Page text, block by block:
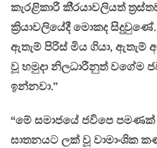
කැරළිකාරී කි‍්‍රයාවලියත්
ක්‍රියාවලියේදී මොකද
ඇතැම් පිරිස් මිය ගියා, ඇතැම්
වූ හමුදා නිලධාරීනුත් වගේම
ඉන්නවා.”
“මේ සමාජයේ ජවිපෙ
ඝාතනයට ලක් වූ වාමාංශික